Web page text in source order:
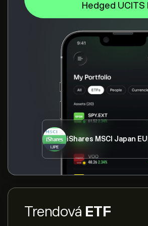
Hedged UCITS
Trendová ETF